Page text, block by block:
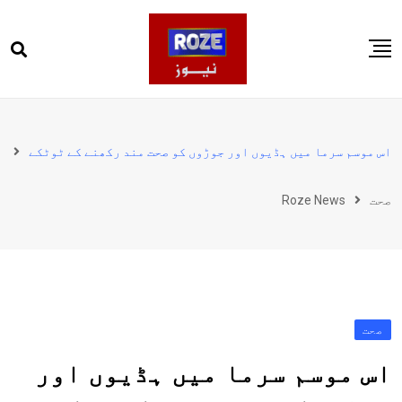
to
پاکستان
کھیل
اس موسم سرما میں ہڈیوں اور جوڑوں کو صحت مند رکھنے کے ٹوٹکے
صحت Roze News
صحت
اس موسم سرما میں ہڈیوں اور